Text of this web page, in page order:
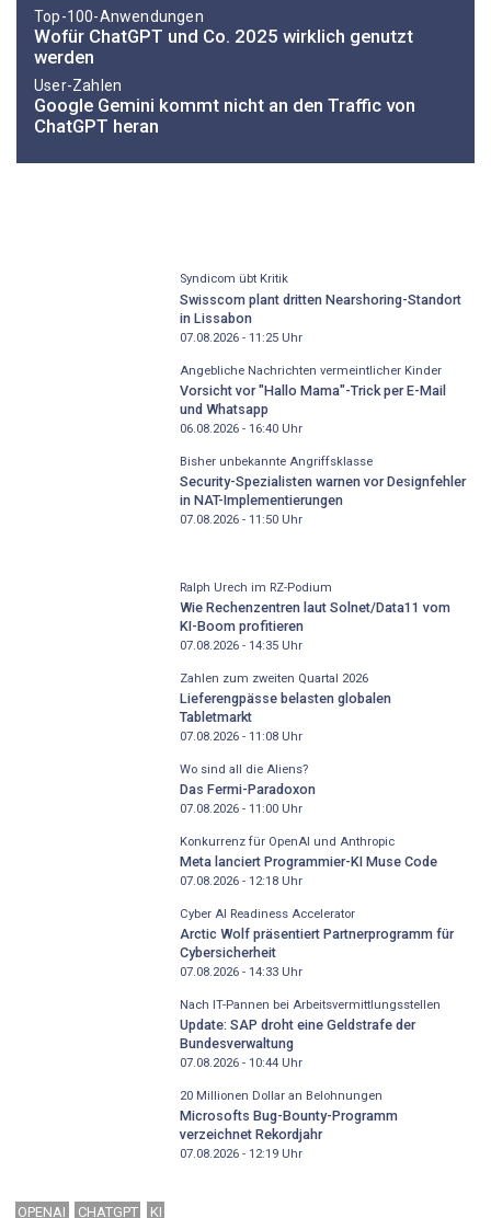
Top-100-Anwendungen
Wofür ChatGPT und Co. 2025 wirklich genutzt
werden
User-Zahlen
Google Gemini kommt nicht an den Traffic von
ChatGPT heran
Syndicom übt Kritik
Swisscom plant dritten Nearshoring-Standort
in Lissabon
07.08.2026 - 11:25Uhr
Angebliche Nachrichten vermeintlicher Kinder
Vorsicht vor "Hallo Mama"-Trick per E-Mail
und Whatsapp
06.08.2026 - 16:40Uhr
Bisher unbekannte Angriffsklasse
Security-Spezialisten warnen vor Designfehler
in NAT-Implementierungen
07.08.2026 - 11:50Uhr
Ralph Urech im RZ-Podium
Wie Rechenzentren laut Solnet/Data11 vom
KI-Boom profitieren
07.08.2026 - 14:35Uhr
Zahlen zum zweiten Quartal 2026
Lieferengpässe belasten globalen
Tabletmarkt
07.08.2026 - 11:08Uhr
Wo sind all die Aliens?
Das Fermi-Paradoxon
07.08.2026 - 11:00Uhr
Konkurrenz für OpenAI und Anthropic
Meta lanciert Programmier-KI Muse Code
07.08.2026 - 12:18Uhr
Cyber AI Readiness Accelerator
Arctic Wolf präsentiert Partnerprogramm für
Cybersicherheit
07.08.2026 - 14:33Uhr
Nach IT-Pannen bei Arbeitsvermittlungsstellen
Update: SAP droht eine Geldstrafe der
Bundesverwaltung
07.08.2026 - 10:44Uhr
20 Millionen Dollar an Belohnungen
Microsofts Bug-Bounty-Programm
verzeichnet Rekordjahr
07.08.2026 - 12:19Uhr
OPENAI CHATGPT KI